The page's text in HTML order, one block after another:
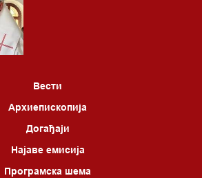
Вести
Архиепископија
Догађаји
Најаве емисија
Програмска шема